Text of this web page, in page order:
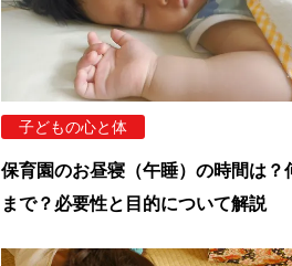
子どもの心と体
保育園のお昼寝（午睡）の時間は？
まで？必要性と目的について解説